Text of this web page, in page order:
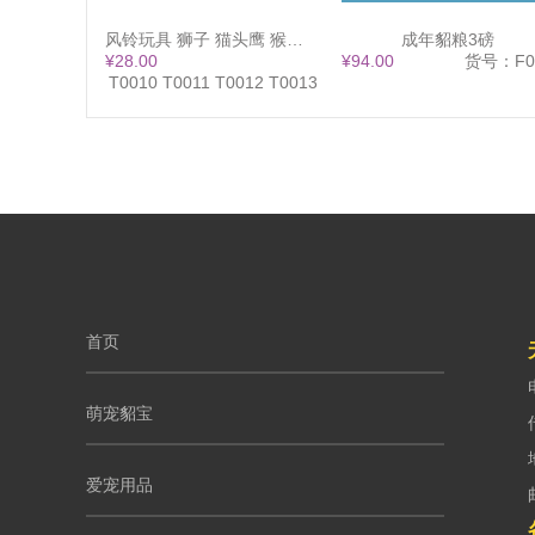
¥28.00
货号：T0010 T0011 T0012 T0013
成年貂粮3磅
¥94.00
货号：
首页
萌宠貂宝
爱宠用品